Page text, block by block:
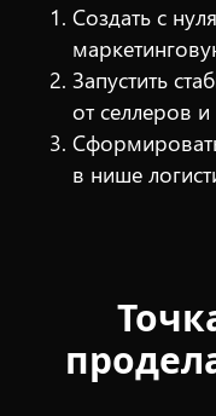
Создать с
Запустить
от селлеров
в нише